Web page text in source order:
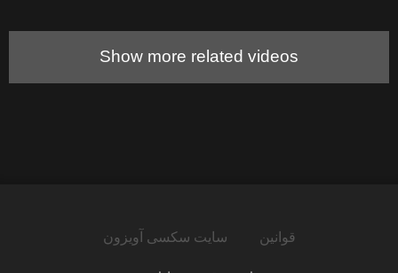
Show more related videos
قوانین سایت سکسی آویزون